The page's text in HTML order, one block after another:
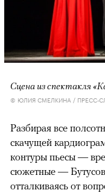
Сцена из спектакля
© ЮЛИЯ СМЕЛКИНА / ПРЕСС-
Разбирая все
скачущей
контуры пьесы —
сюжетные — Бутусов
отталкиваясь от